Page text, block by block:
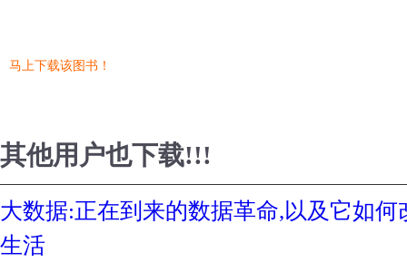
马上下载该图书！
其他用户也下载!!!
大数据:正在到来的数据革命,以及它如
生活